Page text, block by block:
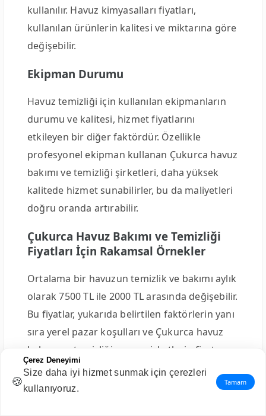
kullanılır. Havuz kimyasalları fiyatları,
kullanılan ürünlerin kalitesi ve miktarına göre
değişebilir.
Ekipman Durumu
Havuz temizliği için kullanılan ekipmanların
durumu ve kalitesi, hizmet fiyatlarını
etkileyen bir diğer faktördür. Özellikle
profesyonel ekipman kullanan Çukurca havuz
bakımı ve temizliği şirketleri, daha yüksek
kalitede hizmet sunabilirler, bu da maliyetleri
doğru oranda artırabilir.
Çukurca Havuz Bakımı ve Temizliği
Fiyatları İçin Rakamsal Örnekler
Ortalama bir havuzun temizlik ve bakımı aylık
olarak 7500 TL ile 2000 TL arasında değişebilir.
Bu fiyatlar, yukarıda belirtilen faktörlerin yanı
sıra yerel pazar koşulları ve Çukurca havuz
bakımı ve temizliği yapan şirketlerin fiyat
politikalarına göre de değişebilir.
Çukurca havuz bakımı ve temizliği
🍪
Çerez Deneyimi
Size daha iyi hizmet sunmak için çerezleri
kullanıyoruz.
Tamam